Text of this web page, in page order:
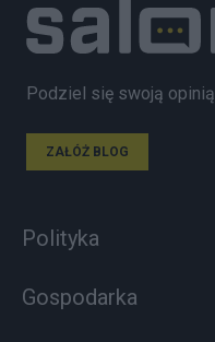
Podziel się swoją opinią
ZAŁÓŻ BLOG
Polityka
Gospodarka